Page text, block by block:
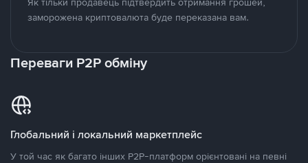
заморожена криптовалюта буде переказана вам.
Переваги P2P обміну
Глобальний і локальний маркетплейс
У той час як багато інших P2P-платформ орієнтовані на певні